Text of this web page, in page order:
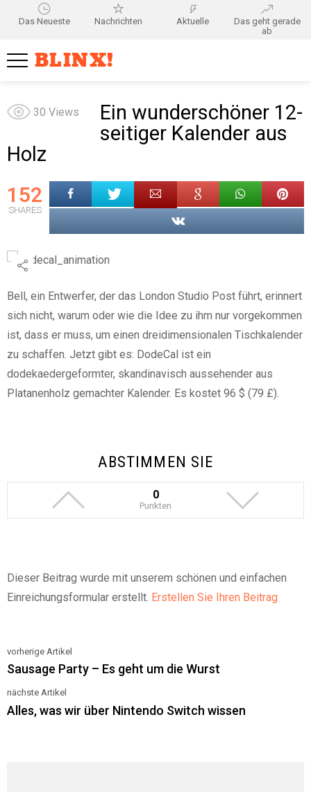
Das Neueste Nachrichten Aktuelle
Das geht gerade
ab
BLINX!
30 Views
Ein wunderschöner 12-
seitiger Kalender aus
Holz
152
SHARES
Bell, ein Entwerfer, der das London Studio Post führt, erinnert
sich nicht, warum oder wie die Idee zu ihm nur vorgekommen
ist, dass er muss, um einen dreidimensionalen Tischkalender
zu schaffen. Jetzt gibt es: DodeCal ist ein
dodekaedergeformter, skandinavisch aussehender aus
Platanenholz gemachter Kalender. Es kostet 96 $ (79 £).
ABSTIMMEN SIE
0
Punkten
Dieser Beitrag wurde mit unserem schönen und einfachen
Einreichungsformular erstellt. Erstellen Sie Ihren Beitrag
See
more
vorherige Artikel
Sausage Party – Es geht um die Wurst
nächste Artikel
Alles, was wir über Nintendo Switch wissen